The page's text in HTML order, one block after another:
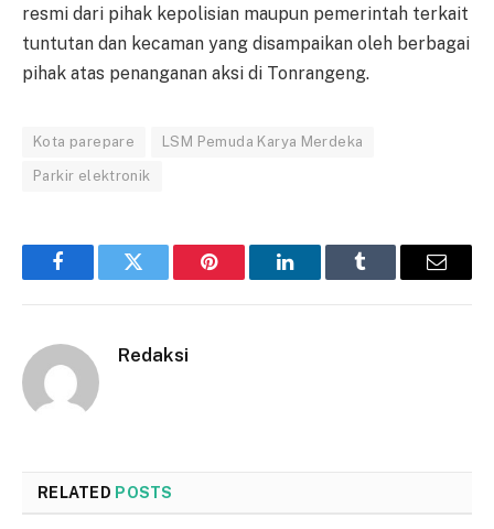
resmi dari pihak kepolisian maupun pemerintah terkait
tuntutan dan kecaman yang disampaikan oleh berbagai
pihak atas penanganan aksi di Tonrangeng.
Kota parepare LSM Pemuda Karya Merdeka
Parkir elektronik
FacebookTwitter Pinterest LinkedInTumblr Email
Redaksi
RELATED POSTS